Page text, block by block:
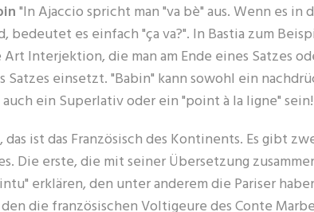
"In Ajaccio spricht man "va bè" aus. Wenn es in
bedeutet es einfach "ça va?". In Bastia zum
Interjektion, die man am Ende eines Satzes
einsetzt. "Babin" kann sowohl ein
ein Superlativ oder ein "point à la ligne" sein!
ist das Französisch des Kontinents. Es gibt
Die erste, die mit seiner Übersetzung
erklären, den unter anderem die Pariser
die französischen Voltigeure des Conte